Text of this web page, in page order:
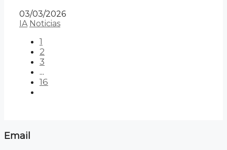
03/03/2026
IA Noticias
1
2
3
...
16
Email